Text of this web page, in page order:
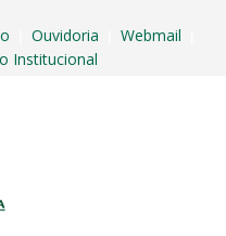
Ouvidoria Webmail
Institucional